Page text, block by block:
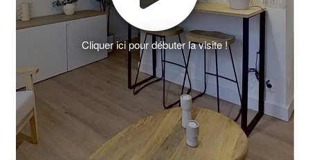
Cliquer ici pour débuter la visite !